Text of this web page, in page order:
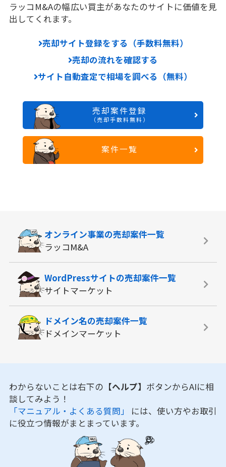
ラッコM&Aの幅広い買主があなたのサイトに価値を見
出してくれます。
売却サイト登録をする（手数料無料）
売却の流れを確認する
サイト自動査定で相場を調べる（無料）
売却案件登録
（売却手数料無料）
案件一覧
オンライン事業の売却案件一覧
ラッコM&A
WordPressサイトの売却案件一覧
サイトマーケット
ドメイン名の売却案件一覧
ドメインマーケット
わからないことは右下の 【ヘルプ】 ボタンからAIに相
談してみよう！
「マニュアル・よくある質問」 には、使い方やお取引
に役立つ情報がまとまっています。